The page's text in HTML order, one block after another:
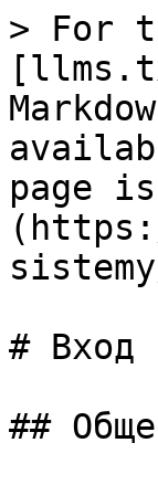
> For
page
# Вход
##